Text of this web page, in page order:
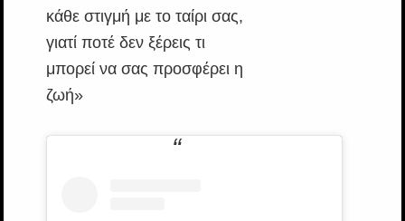
κάθε στιγμή με το ταίρι σας,
γιατί ποτέ δεν ξέρεις τι
μπορεί να σας προσφέρει η
ζωή»